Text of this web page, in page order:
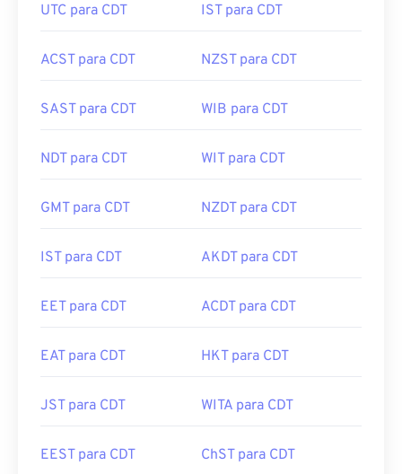
UTC para CDT IST para CDT
ACST para CDT NZST para CDT
SAST para CDT WIB para CDT
NDT para CDT WIT para CDT
GMT para CDT NZDT para CDT
IST para CDT AKDT para CDT
EET para CDT ACDT para CDT
EAT para CDT HKT para CDT
JST para CDT WITA para CDT
EEST para CDT ChST para CDT